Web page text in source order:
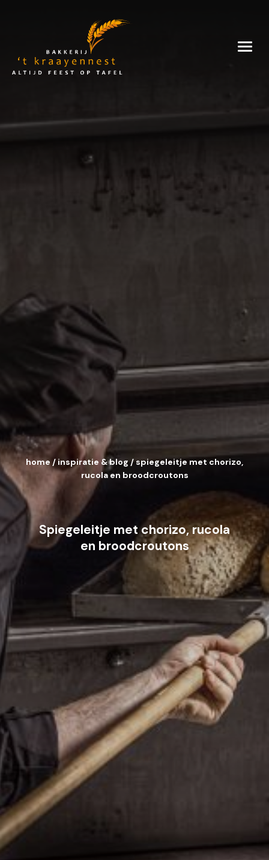
Kraayennest
Spiegeleitje met chorizo, rucola
en broodcroutons
home / inspiratie & blog/spiegeleitje met chorizo,
rucola en broodcroutons